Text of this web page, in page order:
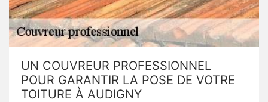
UN COUVREUR PROFESSIONNEL
POUR GARANTIR LA POSE DE VOTRE
TOITURE À AUDIGNY